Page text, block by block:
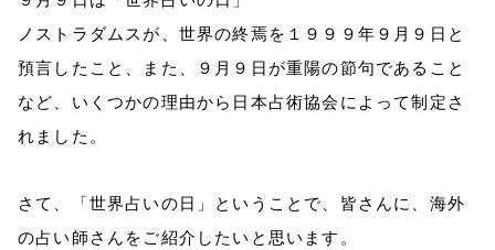
ノストラダムスが、世界の終焉を１９９９年９月９日と
預言したこと、また、９月９日が重陽の節句であること
など、いくつかの理由から日本占術協会によって制定さ
れました。
さて、「世界占いの日」ということで、皆さんに、海外
の占い師さんをご紹介したいと思います。